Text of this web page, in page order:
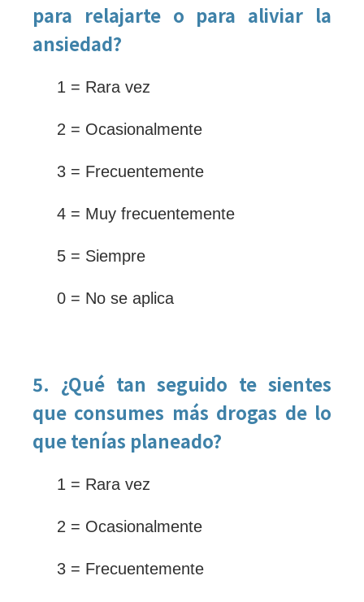
para relajarte o para aliviar la
ansiedad?
1 = Rara vez
2 = Ocasionalmente
3 = Frecuentemente
4 = Muy frecuentemente
5 = Siempre
0 = No se aplica
5. ¿Qué tan seguido te sientes
que consumes más drogas de lo
que tenías planeado?
1 = Rara vez
2 = Ocasionalmente
3 = Frecuentemente